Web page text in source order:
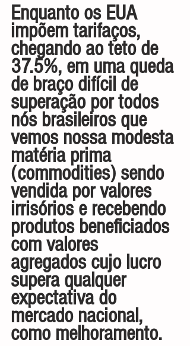
Enquanto os EUA
impõem tarifaços,
chegando ao teto de
37.5%, em uma queda
de braço difícil de
superação por todos
nós brasileiros que
vemos nossa modesta
matéria prima
(commodities) sendo
vendida por valores
irrisórios e recebendo
produtos beneficiados
com valores
agregados cujo lucro
supera qualquer
expectativa do
mercado nacional,
como melhoramento.